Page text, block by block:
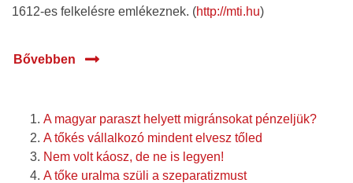
1612-es felkelésre emlékeznek. (http://mti.hu)
Bővebben
A magyar paraszt helyett migránsokat pénzeljük?
A tőkés vállalkozó mindent elvesz tőled
Nem volt káosz, de ne is legyen!
A tőke uralma szüli a szeparatizmust